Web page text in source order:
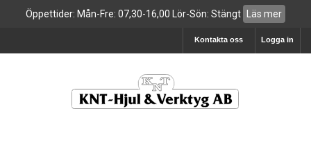
Öppettider: Mån-Fre: 07,30-16,00 Lör-Sön: Stängt Läs mer
Logga in
Kontakta oss